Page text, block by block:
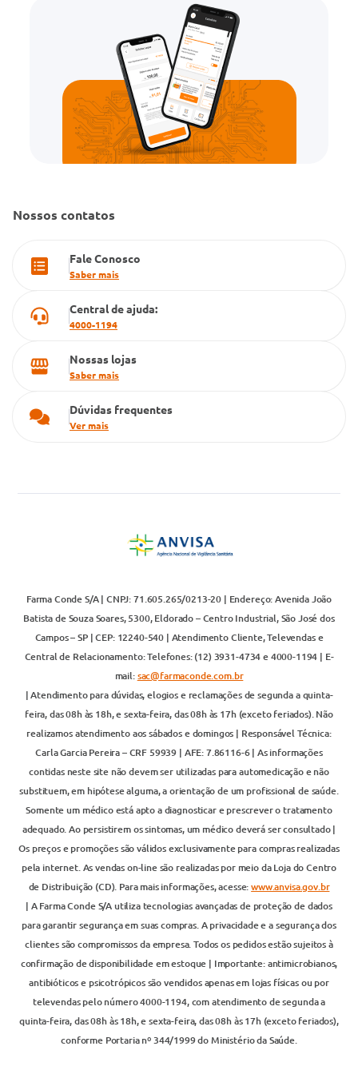
Cartão Grupo Conde
Nossos contatos
Fale Conosco
Saber mais
Central de ajuda:
4000-1194
Nossas lojas
Saber mais
Dúvidas frequentes
Ver mais
Farma Conde S/A | CNPJ: 71.605.265/0213-20 | Endereço: Avenida João
Batista de Souza Soares, 5300, Eldorado – Centro Industrial, São José dos
Campos – SP | CEP: 12240-540 | Atendimento Cliente, Televendas e
Central de Relacionamento: Telefones: (12) 3931-4734 e 4000-1194 | E-
mail:sac@farmaconde.com.br
| Atendimento para dúvidas, elogios e reclamações de segunda a quinta-
feira, das 08h às 18h, e sexta-feira, das 08h às 17h (exceto feriados). Não
realizamos atendimento aos sábados e domingos | Responsável Técnica:
Carla Garcia Pereira – CRF 59939 | AFE: 7.86116-6 | As informações
contidas neste site não devem ser utilizadas para automedicação e não
substituem, em hipótese alguma, a orientação de um profissional de saúde.
Somente um médico está apto a diagnosticar e prescrever o tratamento
adequado. Ao persistirem os sintomas, um médico deverá ser consultado |
Os preços e promoções são válidos exclusivamente para compras realizadas
pela internet. As vendas on-line são realizadas por meio da Loja do Centro
de Distribuição (CD). Para mais informações, acesse:www.anvisa.gov.br
| A Farma Conde S/A utiliza tecnologias avançadas de proteção de dados
para garantir segurança em suas compras. A privacidade e a segurança dos
clientes são compromissos da empresa. Todos os pedidos estão sujeitos à
confirmação de disponibilidade em estoque | Importante: antimicrobianos,
antibióticos e psicotrópicos são vendidos apenas em lojas físicas ou por
televendas pelo número 4000-1194, com atendimento de segunda a
quinta-feira, das 08h às 18h, e sexta-feira, das 08h às 17h (exceto feriados),
conforme Portaria nº 344/1999 do Ministério da Saúde.